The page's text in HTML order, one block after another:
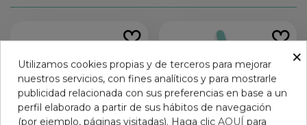
×
Utilizamos cookies propias y de terceros para mejorar
nuestros servicios, con fines analíticos y para mostrarle
publicidad relacionada con sus preferencias en base a un
perfil elaborado a partir de sus hábitos de navegación
(por ejemplo, páginas visitadas). Haga clic AQUÍ para